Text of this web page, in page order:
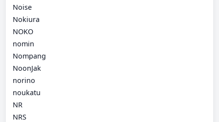
Noise
Nokiura
NOKO
nomin
Nompang
NoonJak
norino
noukatu
NR
NRS